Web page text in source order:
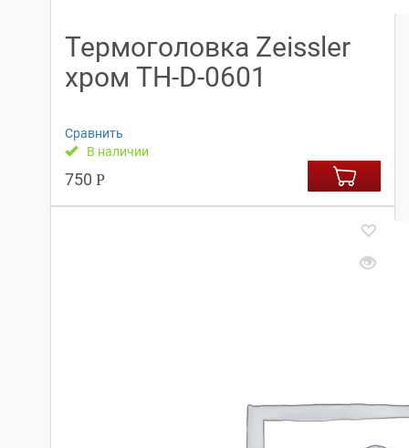
Термоголовка Zeissler
хром TH-D-0601
Сравнить
В наличии
750 Р